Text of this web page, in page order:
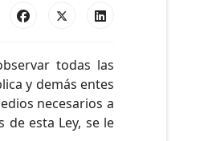
todas las
y demás entes
necesarios a
esta Ley, se le